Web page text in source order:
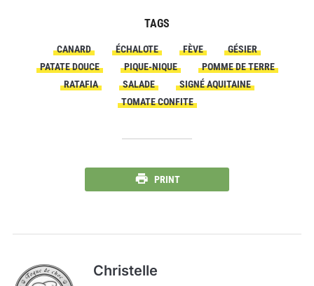
TAGS
CANARD ÉCHALOTE FÈVE
GÉSIER
PATATE DOUCE
PIQUE-NIQUE
POMME DE TERRE
RATAFIA
SALADE
SIGNÉ AQUITAINE
TOMATE CONFITE
PRINT
Christelle